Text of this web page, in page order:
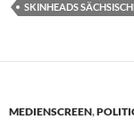
SKINHEADS
MEDIENSCREEN,